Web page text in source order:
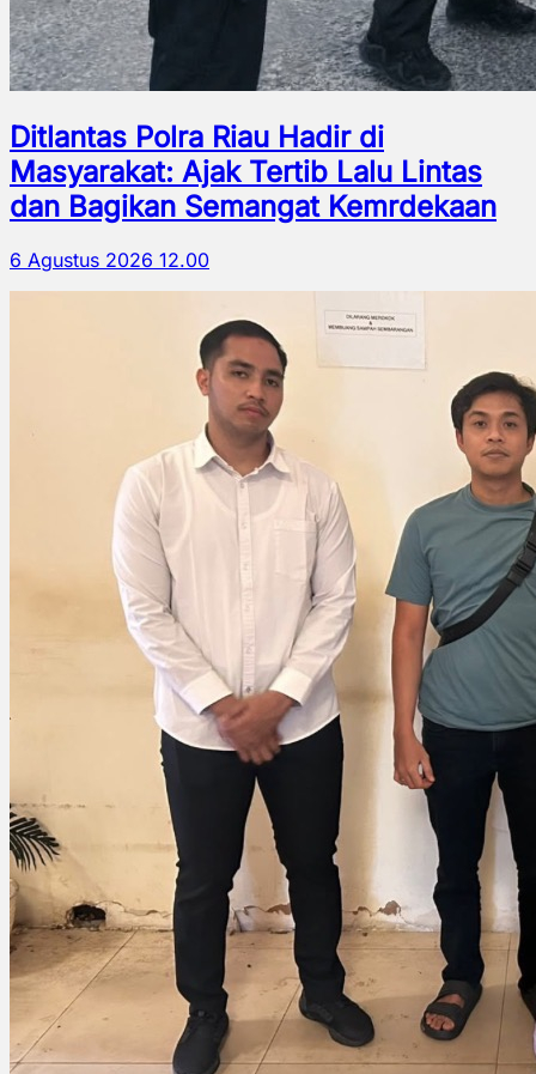
Ditlantas Polra Riau Hadir di
Masyarakat: Ajak Tertib Lalu Lintas
dan Bagikan Semangat Kemrdekaan
6 Agustus 2026 12.00